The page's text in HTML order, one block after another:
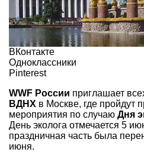
ВКонтакте
Одноклассники
Pinterest
WWF России приглашает
ВДНХ в Москве, где пройдут
мероприятия по случаю Дня
День эколога отмечается 5
праздничная часть была
июня.